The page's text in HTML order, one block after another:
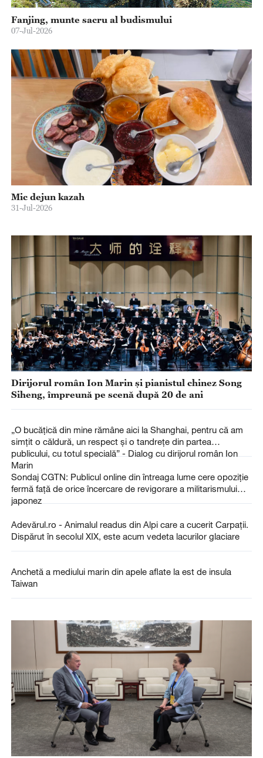
Fanjing, munte sacru al budismului
07-Jul-2026
Mic dejun kazah
31-Jul-2026
Dirijorul român Ion Marin și pianistul chinez Song
Siheng, împreună pe scenă după 20 de ani
„O bucățică din mine rămâne aici la Shanghai, pentru că am
simțit o căldură, un respect și o tandrețe din partea
publicului, cu totul specială” - Dialog cu dirijorul român Ion
Marin
Sondaj CGTN: Publicul online din întreaga lume cere opoziție
fermă față de orice încercare de revigorare a militarismului
japonez
Adevărul.ro - Animalul readus din Alpi care a cucerit Carpații.
Dispărut în secolul XIX, este acum vedeta lacurilor glaciare
Anchetă a mediului marin din apele aflate la est de insula
Taiwan